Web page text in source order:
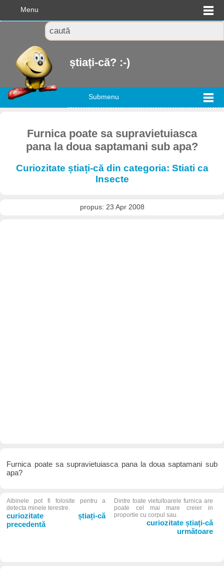
Menu
știați-că? :-)
Submenu
Furnica poate sa supravietuiasca
pana la doua saptamani sub apa?
Curiozitate știați-că din categoria: Stiati ca
Insecte
propus: 23 Apr 2008
Furnica poate sa supravietuiasca pana la doua saptamani sub
apa?
Albinele pot fi folosite pentru a
detecta minele terestre.
curiozitate știați-că
precedentă
Dintre toate vietuitoarele furnica are
poate cel mai mare creier in
proportie cu corpul sau.
curiozitate știați-că
următoare